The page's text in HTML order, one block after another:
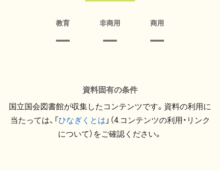
教育 非商用 商用
資料固有の条件
国立国会図書館が収集したコンテンツです。資料の利用に
当たっては、「ひなぎくとは 」（4.コンテンツの利用・リンク
について）をご確認ください。